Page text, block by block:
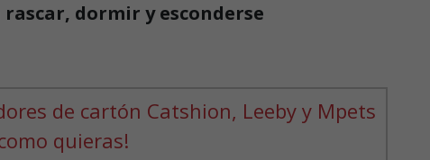
dormir y esconderse
de cartón Catshion, Leeby y Mpets
quieras!